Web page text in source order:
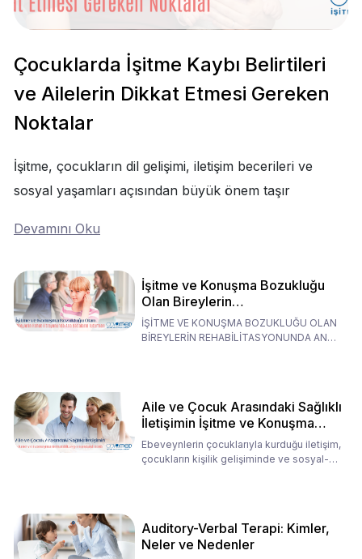
Çocuklarda İşitme Kaybı Belirtileri
ve Ailelerin Dikkat Etmesi Gereken
Noktalar
İşitme, çocukların dil gelişimi, iletişim becerileri ve
sosyal yaşamları açısından büyük önem taşır
Devamını Oku
İşitme ve Konuşma Bozukluğu
Olan Bireylerin
Rehabilitasyonunda Ana
Babaların Tutumları
İŞİTME VE KONUŞMA BOZUKLUĞU OLAN
BİREYLERİN REHABİLİTASYONUNDA ANA
Aile ve Çocuk Arasındaki Sağlıklı
İletişimin İşitme ve Konuşma
Rehabilitasyonundaki Rolü
Ebeveynlerin çocuklarıyla kurduğu iletişim,
çocukların kişilik gelişiminde ve sosyal-
Auditory-Verbal Terapi: Kimler,
Neler ve Nedenler